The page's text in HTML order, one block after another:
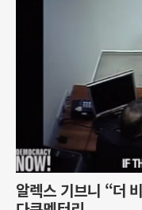
알렉스 기브니 “더